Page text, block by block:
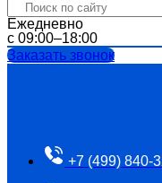
Ежедневно
с 09:00–18:00
Заказать звонок
+7 (499) 840-